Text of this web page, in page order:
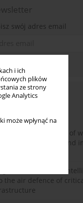
i ich
plików
ze strony
Analytics
może wpłynąć na
swój adres email
czytane
and evaluation of
logistics and
of artificial
the air defence of